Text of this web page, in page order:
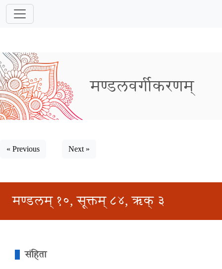
मण्डलवर्गीकरणम्
« Previous Next »
मण्डलम् १०, सूक्तम् ८४, ऋक् ३
संहिता